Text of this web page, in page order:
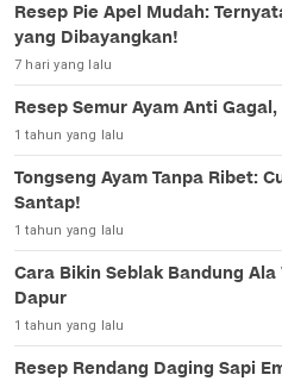
Resep Pie Apel Mudah:
yang Dibayangkan!
7 hari yang lalu
Resep Semur Ayam Anti
1 tahun yang lalu
Tongseng Ayam Tanpa Ribet:
Santap!
1 tahun yang lalu
Cara Bikin Seblak Bandung
Dapur
1 tahun yang lalu
Resep Rendang Daging Sapi